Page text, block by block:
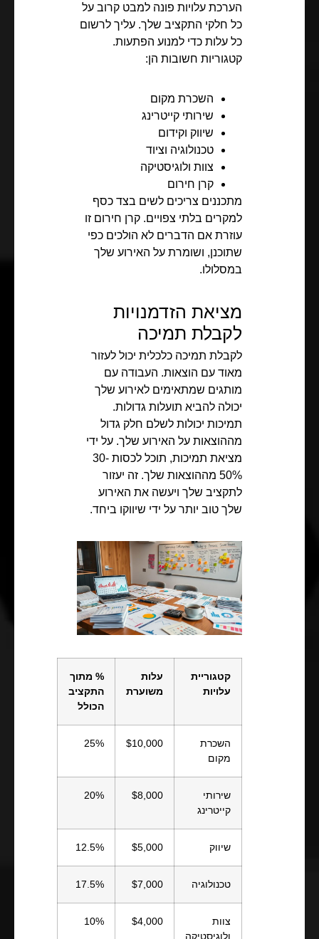
הערכת עלויות פונה למבט קרוב על
כל חלקי התקציב שלך. עליך לרשום
כל עלות כדי למנוע הפתעות.
קטגוריות חשובות הן:
השכרת מקום
שירותי קייטרינג
שיווק וקידום
טכנולוגיה וציוד
צוות ולוגיסטיקה
קרן חירום
מתכננים צריכים לשים בצד כסף
למקרים בלתי צפויים. קרן חירום זו
עוזרת אם הדברים לא הולכים כפי
שתוכנן, ושומרת על האירוע שלך
במסלולו.
מציאת הזדמנויות
לקבלת תמיכה
לקבלת תמיכה כלכלית יכול לעזור
מאוד עם הוצאות. העבודה עם
מותגים שמתאימים לאירוע שלך
יכולה להביא תועלות גדולות.
תמיכות יכולות לשלם חלק גדול
מההוצאות על האירוע שלך. על ידי
מציאת תמיכות, תוכל לכסות 30-
50% מההוצאות שלך. זה יעזור
לתקציב שלך ויעשה את האירוע
שלך טוב יותר על ידי שיווקו ביחד.
קטגוריית
עלויות
עלות
משוערת
% מתוך
התקציב
הכולל
השכרת
מקום
$10,000
25%
שירותי
קייטרינג
$8,000
20%
שיווק $5,000
12.5%
טכנולוגיה $7,000
17.5%
צוות
ולוגיסטיקה
$4,000
10%